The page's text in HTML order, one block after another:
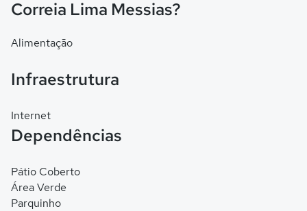
Correia Lima Messias?
Alimentação
Infraestrutura
Internet
Dependências
Pátio Coberto
Área Verde
Parquinho